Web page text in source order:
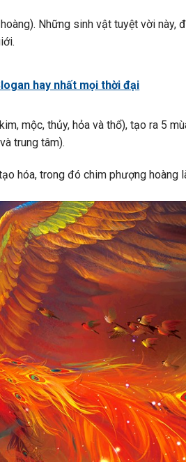
Những sinh vật tuyệt vời này,
hay nhất mọi thời đại
mộc, thủy, hỏa và thổ), tạo ra 5
trung tâm).
hóa, trong đó chim phượng hoàng